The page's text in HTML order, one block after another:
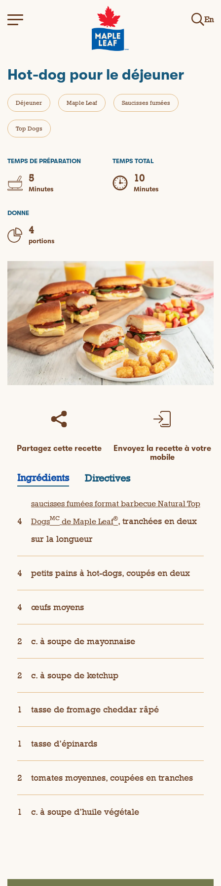
En
Hot-dog pour le déjeuner
Déjeuner Maple Leaf Saucisses fumées
Top Dogs
TEMPS DE PRÉPARATION
5
Minutes
TEMPS TOTAL
10
Minutes
DONNE
4
portions
Partagez cette recette
Envoyez la recette à votre
mobile
Ingrédients Directives
4
saucisses fumées format barbecue Natural Top
DogsMC de Maple Leaf®, tranchées en deux
sur la longueur
4 petits pains à hot-dogs, coupés en deux
4 œufs moyens
2 c. à soupe de mayonnaise
2 c. à soupe de ketchup
1 tasse de fromage cheddar râpé
1 tasse d’épinards
2 tomates moyennes, coupées en tranches
1 c. à soupe d’huile végétale